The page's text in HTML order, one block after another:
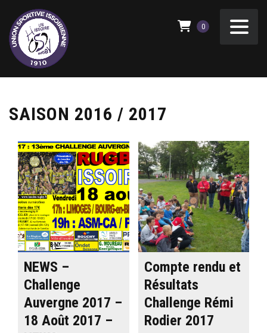
0
SAISON 2016 / 2017
NEWS –
Challenge
Auvergne 2017 –
18 Août 2017 –
Compte rendu et
Résultats
Challenge Rémi
Rodier 2017